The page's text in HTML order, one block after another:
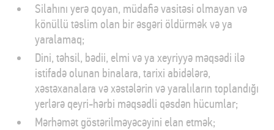
Silahını yerə qoyan, müdafiə vasitəsi olmayan və
könüllü təslim olan bir əsgəri öldürmək və ya
yaralamaq;
Dini, təhsil, bədii, elmi və ya xeyriyyə məqsədi ilə
istifadə olunan binalara, tarixi abidələrə,
xəstəxanalara və xəstələrin və yaralıların toplandığı
yerlərə qeyri-hərbi məqsədli qəsdən hücumlar;
Mərhəmət göstərilməyəcəyini elan etmək;